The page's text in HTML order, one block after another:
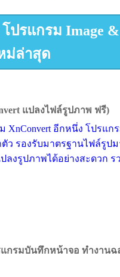
ปรแกรม Image &
ม่ล่าสุด
แปลงไฟล์รูปภาพ ฟรี)
XnConvert อีกหนึ่ง โปรแก
ว รองรับมาตรฐานไฟล์รูปม
งรูปภาพได้อย่างสะดวก รว
แกรมบันทึกหน้าจอ ทำงานฉ